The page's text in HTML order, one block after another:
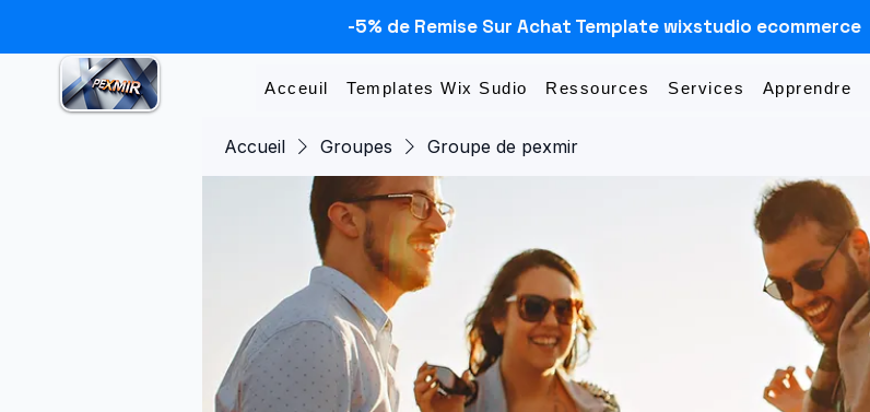
-5% de Remise Sur Achat Template wixstudio ecommerce
Acceuil Templates Wix Sudio Ressources Services Apprendre
Accueil Groupes Groupe de pexmir